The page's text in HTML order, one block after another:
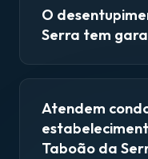
O
Serra tem
Atendem
Taboão da